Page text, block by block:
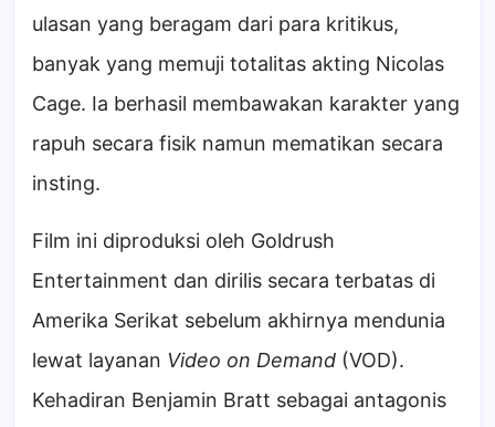
ulasan yang beragam dari para kritikus,
banyak yang memuji totalitas akting Nicolas
Cage. Ia berhasil membawakan karakter yang
rapuh secara fisik namun mematikan secara
insting.
Film ini diproduksi oleh Goldrush
Entertainment dan dirilis secara terbatas di
Amerika Serikat sebelum akhirnya mendunia
lewat layanan Video on Demand (VOD).
Kehadiran Benjamin Bratt sebagai antagonis